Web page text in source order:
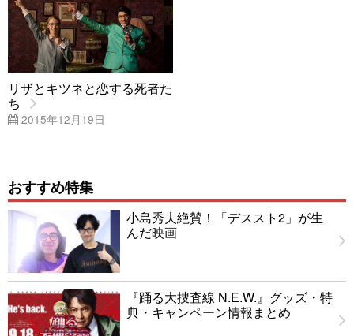
リザとキツネと恋する死者た
ち
2015年12月19日
おすすめ特集
小島秀夫絶賛！「デススト2」が生
んだ映画
『踊る大捜査線 N.E.W.』グッズ・特
典・キャンペーン情報まとめ